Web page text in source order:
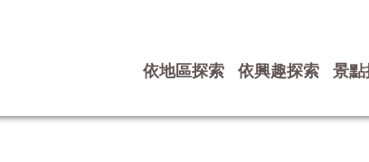
依地區探索 依興趣探索 景